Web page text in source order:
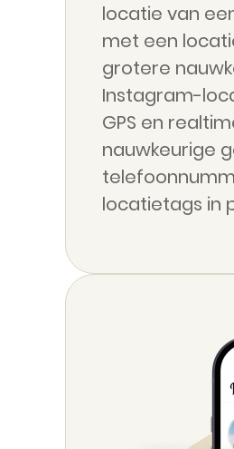
locatie van
met een
grotere
Instagram-
GPS en
nauwkeurige
locatietags in